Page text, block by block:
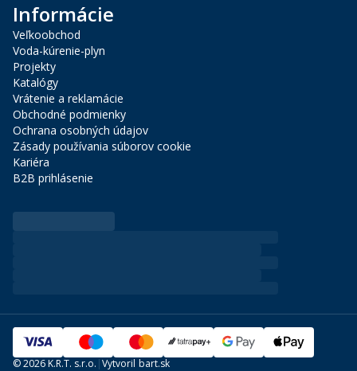
Informácie
Veľkoobchod
Voda-kúrenie-plyn
Projekty
Katalógy
Vrátenie a reklamácie
Obchodné podmienky
Ochrana osobných údajov
Zásady používania súborov cookie
Kariéra
B2B prihlásenie
©2026 K.R.T. s.r.o. |Vytvoril bart.sk